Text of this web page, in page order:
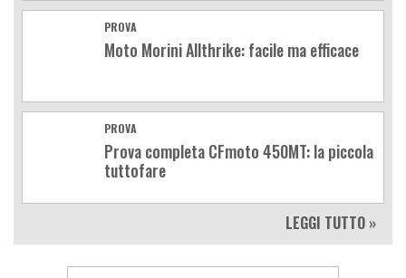
PROVA
Moto Morini Allthrike: facile ma efficace
PROVA
Prova completa CFmoto 450MT: la piccola
tuttofare
LEGGI TUTTO »